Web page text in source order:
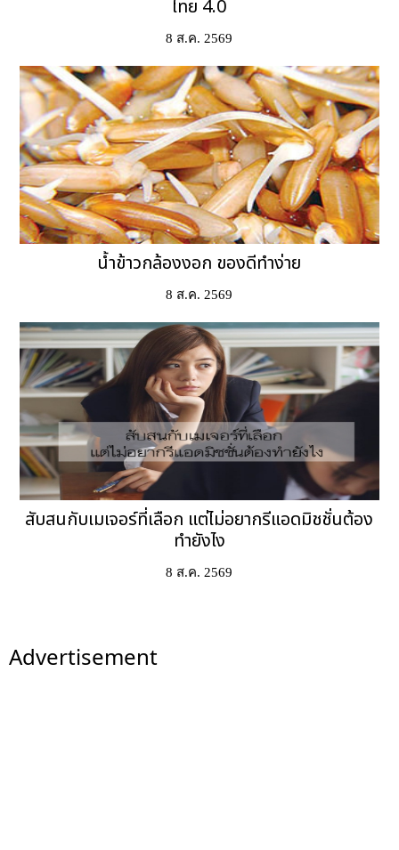
ไทย 4.0
8 ส.ค. 2569
น้ำข้าวกล้องงอก ของดีทำง่าย
8 ส.ค. 2569
สับสนกับเมเจอร์ที่เลือก แต่ไม่อยากรีแอดมิชชั่นต้อง
ทำยังไง
8 ส.ค. 2569
Advertisement